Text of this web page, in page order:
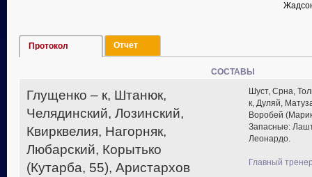
Протокол Отчет
СОСТАВЫ
Глущенко – к, Штанюк,
Челядинский, Лозинский,
Квирквелия, Нагорняк,
Любарский, Корытько
(Кутарба, 55), Аристархов
Шуст, Срна,
к, Дуляй,
Воробей
Запасные:
Леонардо.
Главный